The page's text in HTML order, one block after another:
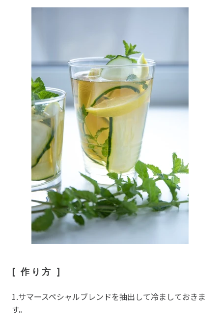
[ 作り方 ]
1.サマースペシャルブレンドを抽出して冷ましておきま
す。